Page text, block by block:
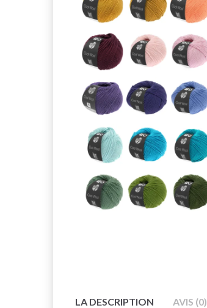
LA DESCRIPTION AVIS (0)